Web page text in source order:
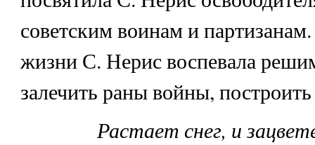
советским воинам и
жизни С. Нерис воспевала
залечить раны войны,
Растает снег, и